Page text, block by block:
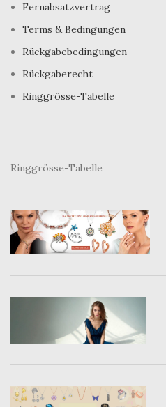
Fernabsatzvertrag
Terms & Bedingungen
Rückgabebedingungen
Rückgaberecht
Ringgrösse-Tabelle
Ringgrösse-Tabelle